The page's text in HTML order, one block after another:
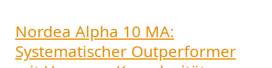
Nordea Alpha 10 MA:
Systematischer Outperformer